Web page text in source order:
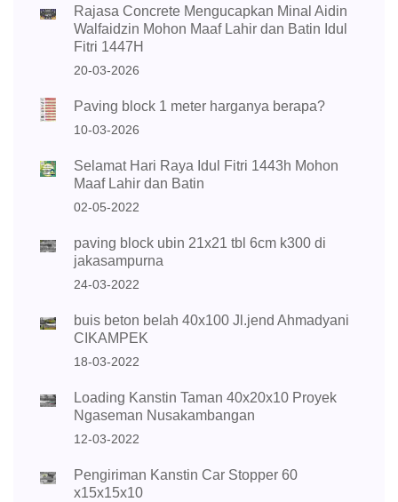
Rajasa Concrete Mengucapkan Minal Aidin
Walfaidzin Mohon Maaf Lahir dan Batin Idul
Fitri 1447H
20-03-2026
Paving block 1 meter harganya berapa?
10-03-2026
Selamat Hari Raya Idul Fitri 1443h Mohon
Maaf Lahir dan Batin
02-05-2022
paving block ubin 21x21 tbl 6cm k300 di
jakasampurna
24-03-2022
buis beton belah 40x100 Jl.jend Ahmadyani
CIKAMPEK
18-03-2022
Loading Kanstin Taman 40x20x10 Proyek
Ngaseman Nusakambangan
12-03-2022
Pengiriman Kanstin Car Stopper 60
x15x15x10